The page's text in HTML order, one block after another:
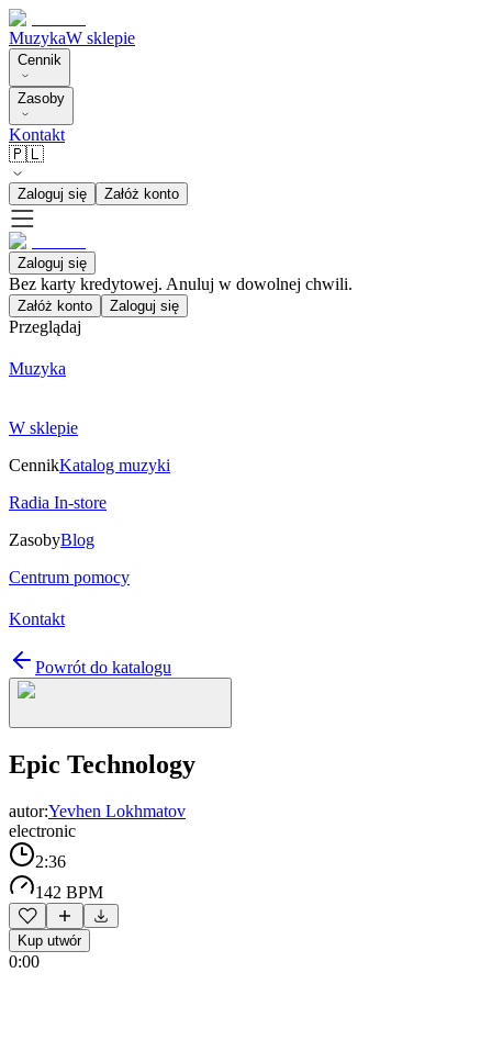
MuzykaW sklepie
Cennik
Zasoby
Kontakt
🇵🇱
Zaloguj się Załóż konto
Zaloguj się
Bez karty kredytowej. Anuluj w dowolnej chwili.
Załóż konto Zaloguj się
Przeglądaj
Muzyka
W sklepie
CennikKatalog muzyki
Radia In-store
ZasobyBlog
Centrum pomocy
Kontakt
Powrót do katalogu
Epic Technology
autor:Yevhen Lokhmatov
electronic
2:36
142 BPM
Kup utwór
0:00